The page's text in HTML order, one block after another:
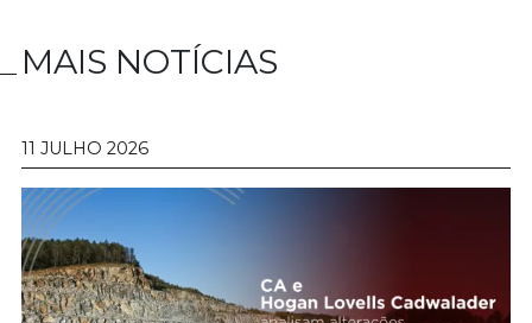
MAIS NOTÍCIAS
11 JULHO 2026